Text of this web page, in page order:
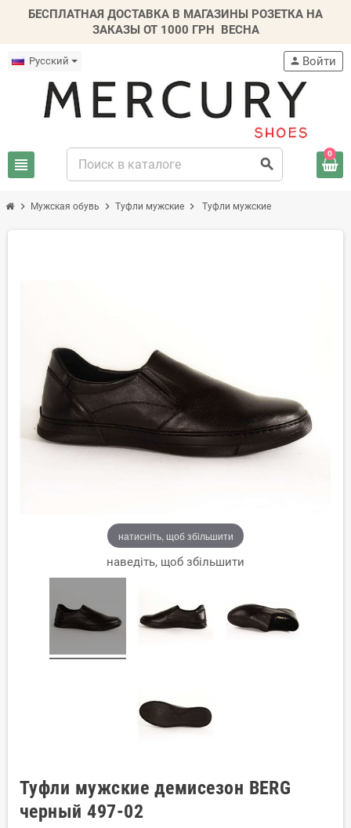
БЕСПЛАТНАЯ ДОСТАВКА В МАГАЗИНЫ РОЗЕТКА НА
ЗАКАЗЫ ОТ 1000 ГРН ВЕСНА
Русский
view_headline search
person Войти
0
chevron_right Мужская обувь chevron_right Туфли мужские chevron_right Туфли мужские
натисніть, щоб збільшити
наведіть, щоб збільшити
Туфли мужские демисезон BERG
черный 497-02